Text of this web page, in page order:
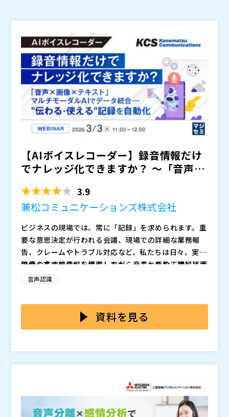
【AIボイスレコーダー】録音情報だけ
でナレッジ化できますか？ ～「音声×
3.9
兼松コミュニケーションズ株式会社
ビジネスの現場では、常に「記録」を求められます。重
要な意思決定が行われる会議、現場での詳細な業務報
告、クレームやトラブル対応など、私たちは日々、実務
の傍ら多くの情報を処理しながら、それらを正確に残す
タスクも抱えています。 しかし、
ちやすく、記録の負担と業務の負担が同時に膨らんでい
録音や文字起こしを導入しても、音声・要約・資料・画
像が別々に保管されていると、必要なときに
もリアルな状況を残す写真は別保存、といった分断が起
きると、結局は当事者の記憶と説明に頼ることになり、
作成」で終わらせず、現場の関連情報を統合しナレッジ
をご紹介します。オンライン/オフライン双方
か、マルチモーダル機能で情報に拡張できるか、ユース
ケースや操作イメージなども交えて詳しく解説します。
し、要約・構造化まで担うことで、記録業務の負荷軽減
や業務品質向上など多岐に役立てることができます。
PLAUD株式会社（）
株式会社オープンソース活用研究所（）
※共催、協賛、協力、講演企業は将来的に追加、削除さ
れる可能性があります。
音声認識
資料を見る